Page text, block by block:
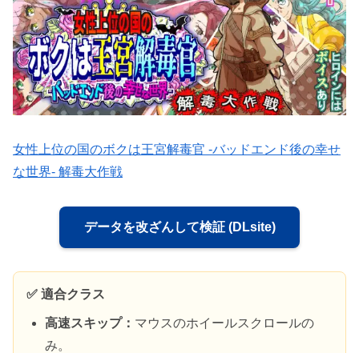
女性上位の国のボクは王宮解毒官 -バッドエンド後の幸せ
な世界- 解毒大作戦
データを改ざんして検証 (DLsite)
✅ 適合クラス
高速スキップ： マウスのホイールスクロールの
み。